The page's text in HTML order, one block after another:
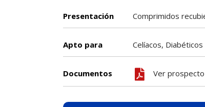
Presentación Comprimidos
Apto para Celíacos, Diabéticos
Documentos Ver prospecto